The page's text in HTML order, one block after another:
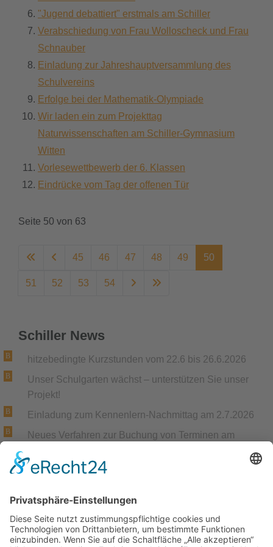
Schiller News
hitzebedingte Kurzstunden vom 22.6 bis 26.6.2026
Unser Schulgarten wächst – unterstützen Sie unser
Projekt!
Einladung zum Kennenlern-Nachmittag am 2.7.2026
Neues Verfahren zur Buchung von Terminen am
Achtung: neue Telefonnummer ab Ende April 2026
Müller
"Jugend debattiert" erstmals am Schiller
Verabschiedung von Frau Wolloscheck und Frau
Schnauber
Einladung zur Jahreshauptversammlung des
Schulvereins
Erfolge bei der Mathematik-Olympiade
Wir laden ein zum Projekttag
Naturwissenschaften am Schiller-Gymnasium
Witten
Vorlesewettbewerb der 6. Klassen
Eindrücke vom Tag der offenen Tür
Seite 50 von 63
45 46 47 48 49 50
51 52 53 54